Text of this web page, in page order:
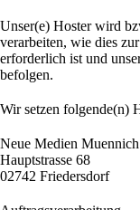
Unser(e) Hoster wird
verarbeiten, wie dies
erforderlich ist und
befolgen.
Wir setzen folgende(n)
Neue Medien
Hauptstrasse 68
02742 Friedersdorf